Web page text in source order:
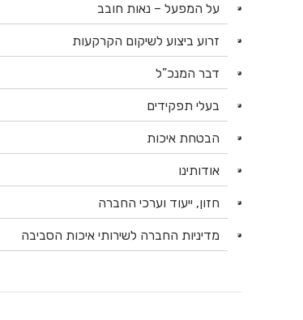
על המפעל – נאות חובב
זרוע ביצוע לשיקום הקרקעות
דבר המנכ”ל
בעלי תפקידים
הבטחת איכות
אודותינו
חזון, ייעוד וערכי החברה
מדיניות החברה לשירותי איכות הסביבה